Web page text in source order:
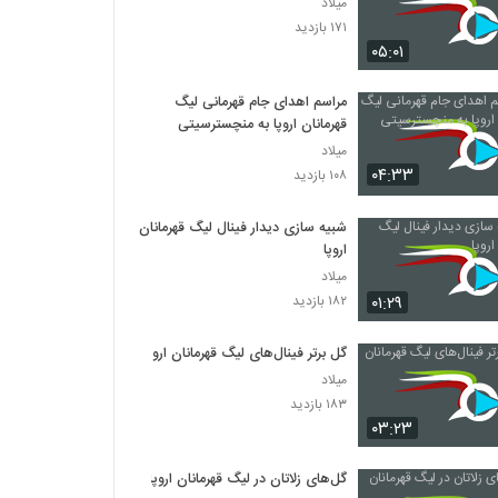
۰۵:۰۱
۱۷۱ بازدید
۰۴:۳۳
مراسم اهدای جام قهرمانی لیگ
قهرمانان اروپا به منچسترسیتی
میلاد
۱۰۸ بازدید
۰۱:۲۹
شبیه سازی دیدار فینال لیگ قهرمانان
اروپا
میلاد
۱۸۲ بازدید
۰۳:۲۳
گل برتر فینال‌های لیگ قهرمانان اروپا
میلاد
۱۸۳ بازدید
گل‌های زلاتان در لیگ قهرمانان اروپا